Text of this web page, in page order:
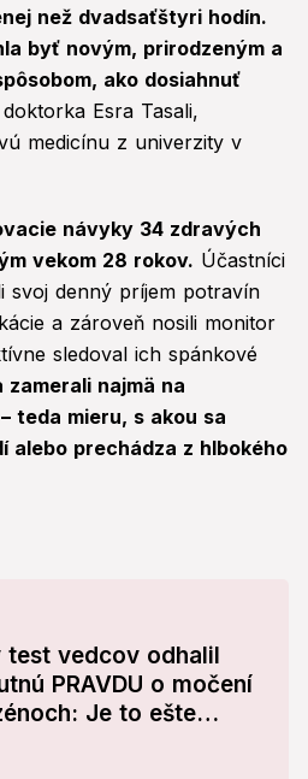
než dvadsaťštyri hodín.
byť novým, prirodzeným a
ako dosiahnuť
Esra Tasali,
medicínu z univerzity v
návyky 34 zdravých
vekom 28 rokov. Účastníci
svoj denný príjem potravín
a zároveň nosili monitor
sledoval ich spánkové
zamerali najmä na
teda mieru, s akou sa
alebo prechádza z hlbokého
test vedcov odhalil
PRAVDU o močení
Je to ešte